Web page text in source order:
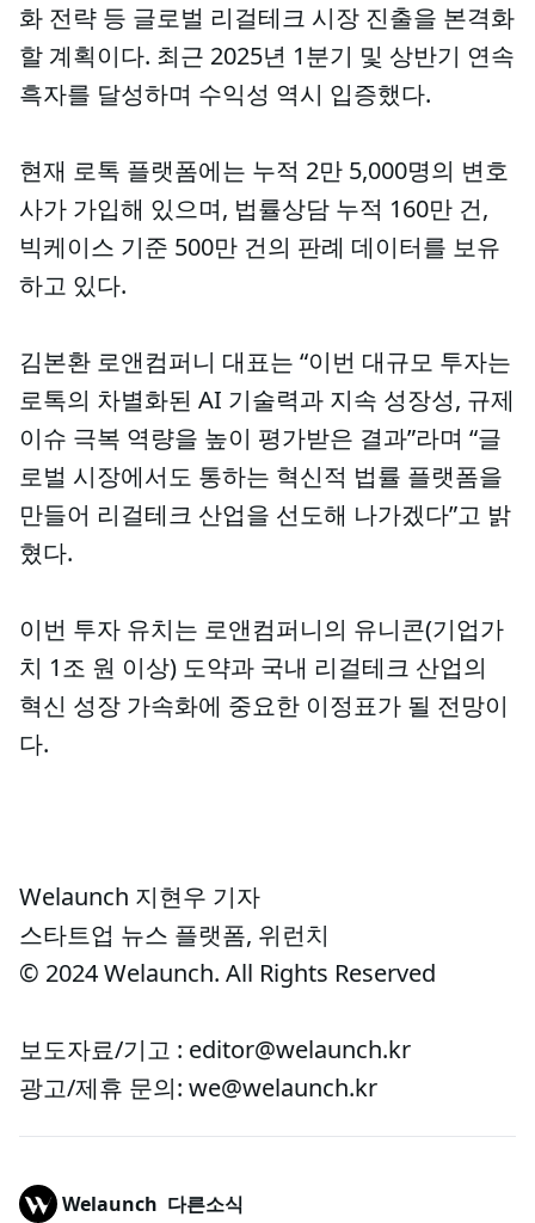
화 전략 등 글로벌 리걸테크 시장 진출을 본격화
할 계획이다. 최근 2025년 1분기 및 상반기 연속
흑자를 달성하며 수익성 역시 입증했다.
현재 로톡 플랫폼에는 누적 2만 5,000명의 변호
사가 가입해 있으며, 법률상담 누적 160만 건,
빅케이스 기준 500만 건의 판례 데이터를 보유
하고 있다.
김본환 로앤컴퍼니 대표는 “이번 대규모 투자는
로톡의 차별화된 AI 기술력과 지속 성장성, 규제
이슈 극복 역량을 높이 평가받은 결과”라며 “글
로벌 시장에서도 통하는 혁신적 법률 플랫폼을
만들어 리걸테크 산업을 선도해 나가겠다”고 밝
혔다.
이번 투자 유치는 로앤컴퍼니의 유니콘(기업가
치 1조 원 이상) 도약과 국내 리걸테크 산업의
혁신 성장 가속화에 중요한 이정표가 될 전망이
다.
Welaunch 지현우 기자
스타트업 뉴스 플랫폼, 위런치
© 2024 Welaunch. All Rights Reserved
보도자료/기고 : editor@welaunch.kr
광고/제휴 문의: we@welaunch.kr
Welaunch 다른소식